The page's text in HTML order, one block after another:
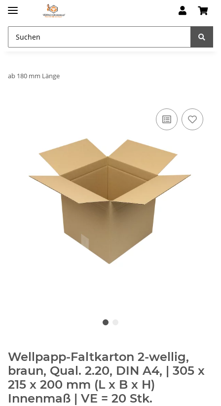
ab 180 mm Länge
Wellpapp-Faltkarton 2-wellig,
braun, Qual. 2.20, DIN A4, | 305 x
215 x 200 mm (L x B x H)
Innenmaß | VE = 20 Stk.